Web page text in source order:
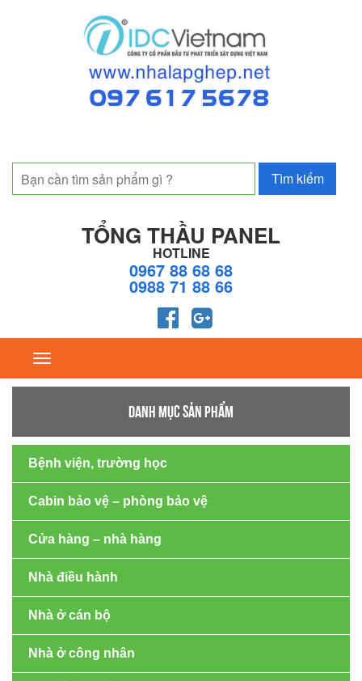
TỔNG THẦU PANEL
HOTLINE
0967 88 68 68
0988 71 88 66
Toggle
DANH MỤC SẢN PHẨM
Bệnh viện, trường học
Cabin bảo vệ – phòng bảo vệ
Cửa hàng – nhà hàng
Nhà điều hành
Nhà ở cán bộ
Nhà ở công nhân